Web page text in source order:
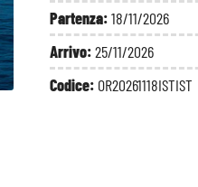
Partenza:18/11/2026
Arrivo:25/11/2026
Codice: OR20261118ISTIST